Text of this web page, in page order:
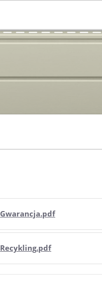
Gwarancja.pdf
Recykling.pdf